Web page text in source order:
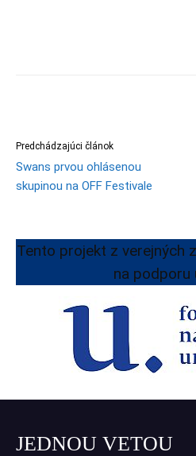
Predchádzajúci článok
Swans prvou ohlásenou
skupinou na OFF Festivale
Tento projekt z verejných
na podporu
JEDNOU VETOU